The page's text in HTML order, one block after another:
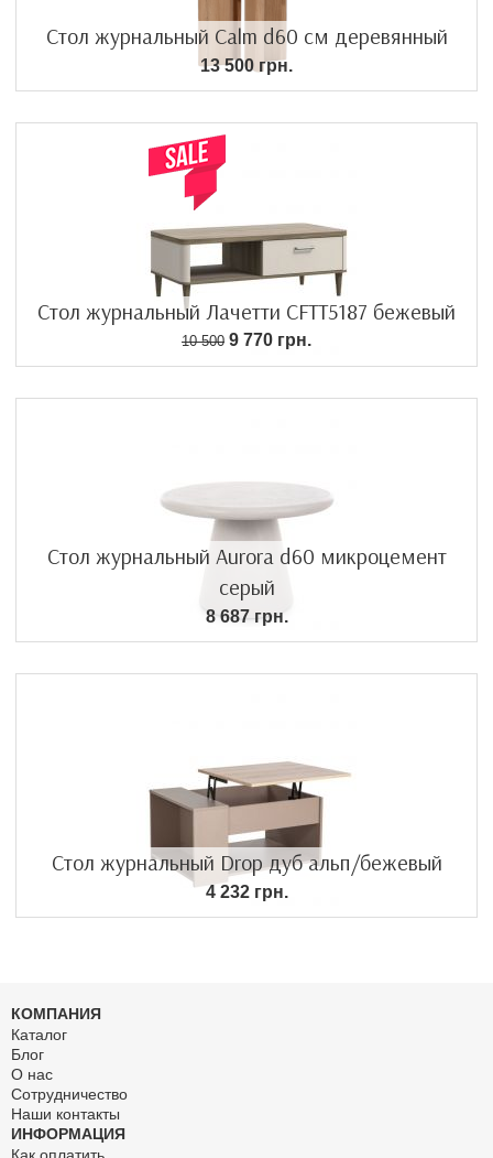
Стол журнальный Calm d60 см деревянный
13 500 грн.
Стол журнальный Лачетти CFTT5187 бежевый
10 500 9 770 грн.
Стол журнальный Aurora d60 микроцемент
серый
8 687 грн.
Стол журнальный Drop дуб альп/бежевый
4 232 грн.
КОМПАНИЯ
Каталог
Блог
О нас
Сотрудничество
Наши контакты
ИНФОРМАЦИЯ